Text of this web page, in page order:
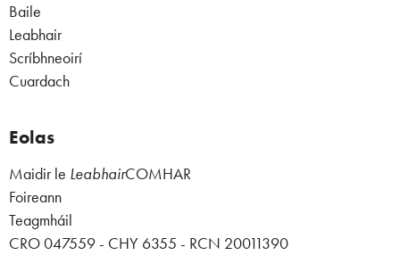
Baile
Leabhair
Scríbhneoirí
Cuardach
Eolas
Maidir le LeabhairCOMHAR
Foireann
Teagmháil
CRO 047559 - CHY 6355 - RCN 20011390